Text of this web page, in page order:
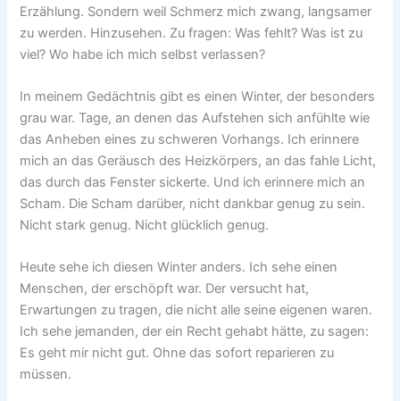
Erzählung. Sondern weil Schmerz mich zwang, langsamer
zu werden. Hinzusehen. Zu fragen: Was fehlt? Was ist zu
viel? Wo habe ich mich selbst verlassen?
In meinem Gedächtnis gibt es einen Winter, der besonders
grau war. Tage, an denen das Aufstehen sich anfühlte wie
das Anheben eines zu schweren Vorhangs. Ich erinnere
mich an das Geräusch des Heizkörpers, an das fahle Licht,
das durch das Fenster sickerte. Und ich erinnere mich an
Scham. Die Scham darüber, nicht dankbar genug zu sein.
Nicht stark genug. Nicht glücklich genug.
Heute sehe ich diesen Winter anders. Ich sehe einen
Menschen, der erschöpft war. Der versucht hat,
Erwartungen zu tragen, die nicht alle seine eigenen waren.
Ich sehe jemanden, der ein Recht gehabt hätte, zu sagen:
Es geht mir nicht gut. Ohne das sofort reparieren zu
müssen.